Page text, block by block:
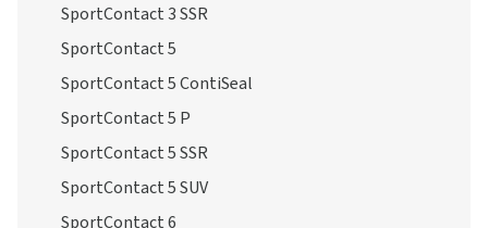
SportContact 3 SSR
SportContact 5
SportContact 5 ContiSeal
SportContact 5 P
SportContact 5 SSR
SportContact 5 SUV
SportContact 6